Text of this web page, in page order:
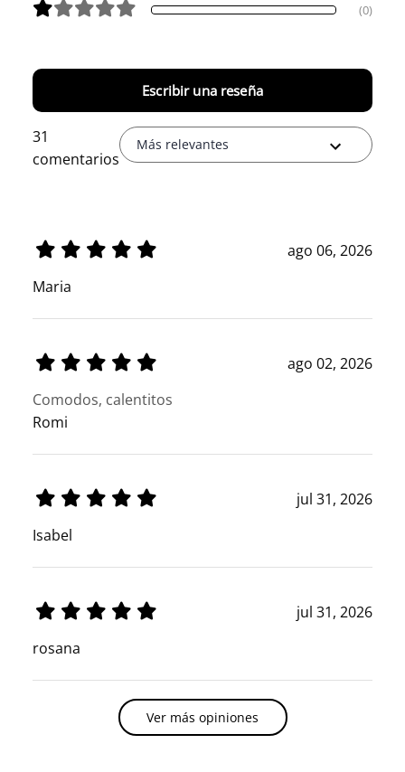
(0)
Escribir una reseña
31
comentarios
Más relevantes
ago 06, 2026
Maria
ago 02, 2026
Comodos, calentitos
Romi
jul 31, 2026
Isabel
jul 31, 2026
rosana
Ver más opiniones